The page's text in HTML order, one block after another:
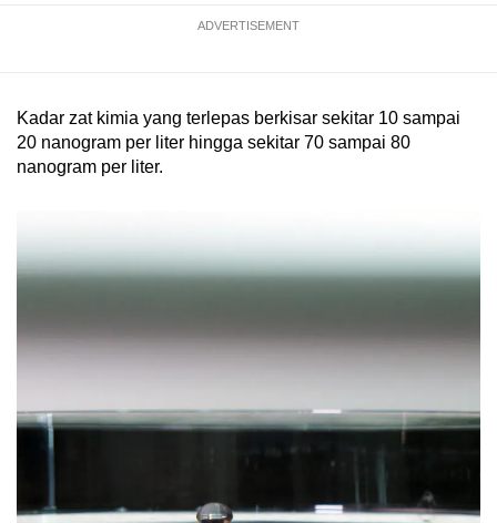
ADVERTISEMENT
Kadar zat kimia yang terlepas berkisar sekitar 10 sampai
20 nanogram per liter hingga sekitar 70 sampai 80
nanogram per liter.